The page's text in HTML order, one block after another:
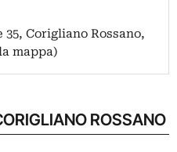
Corigliano Rossano,
mappa)
ROSSANO